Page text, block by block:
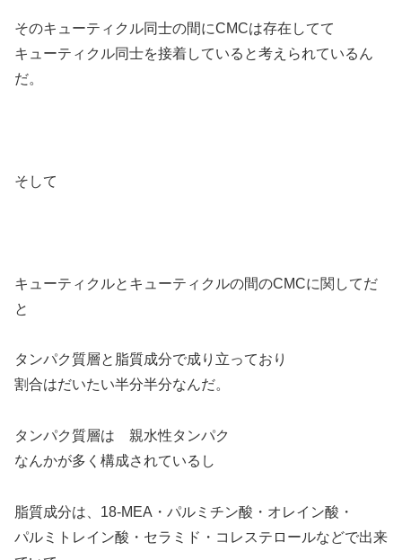
そのキューティクル同士の間にCMCは存在してて
キューティクル同士を接着していると考えられているん
だ。
そして
キューティクルとキューティクルの間のCMCに関してだ
と
タンパク質層と脂質成分で成り立っており
割合はだいたい半分半分なんだ。
タンパク質層は 親水性タンパク
なんかが多く構成されているし
脂質成分は、18-MEA・パルミチン酸・オレイン酸・
パルミトレイン酸・セラミド・コレステロールなどで出来